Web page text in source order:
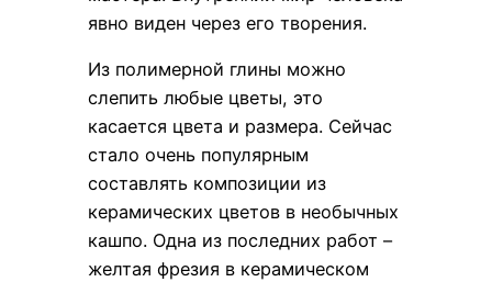
явно виден через его творения.
Из полимерной глины можно
слепить любые цветы, это
касается цвета и размера. Сейчас
стало очень популярным
составлять композиции из
керамических цветов в необычных
кашпо. Одна из последних работ –
желтая фрезия в керамическом